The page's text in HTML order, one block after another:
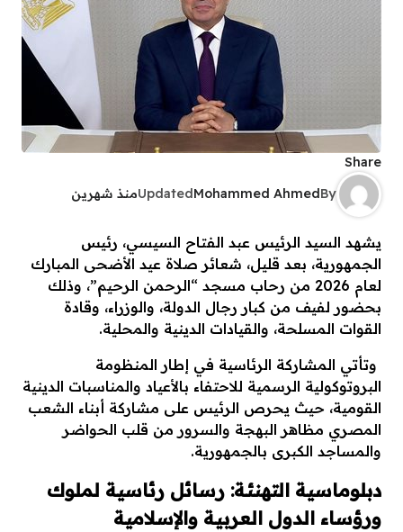
Share
By
Mohammed Ahmed
Updatedمنذ شهرين
ي​شهد السيد الرئيس عبد الفتاح السيسي، رئيس
الجمهورية، بعد قليل، شعائر صلاة عيد الأضحى المبارك
لعام 2026 من رحاب مسجد “الرحمن الرحيم”، وذلك
بحضور لفيف من كبار رجال الدولة، والوزراء، وقادة
القوات المسلحة، والقيادات الدينية والمحلية.
وتأتي المشاركة الرئاسية في إطار المنظومة
البروتوكولية الرسمية للاحتفاء بالأعياد والمناسبات الدينية
القومية، حيث يحرص الرئيس على مشاركة أبناء الشعب
المصري مظاهر البهجة والسرور من قلب الحواضر
والمساجد الكبرى بالجمهورية.
​دبلوماسية التهنئة: رسائل رئاسية لملوك
ورؤساء الدول العربية والإسلامية